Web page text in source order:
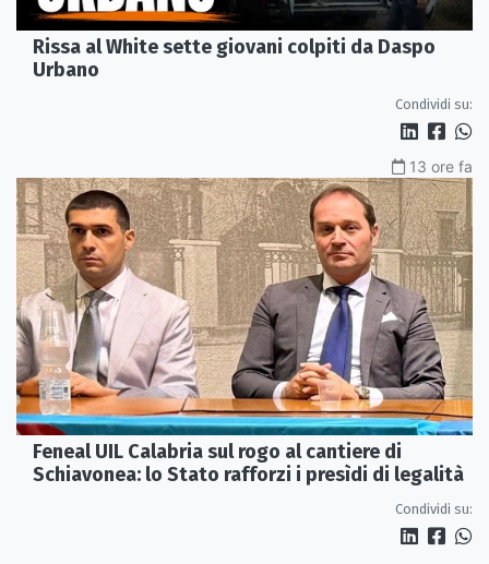
Rissa al White sette giovani colpiti da Daspo
Urbano
Condividi su:
13 ore fa
Feneal UIL Calabria sul rogo al cantiere di
Schiavonea: lo Stato rafforzi i presìdi di legalità
Condividi su: